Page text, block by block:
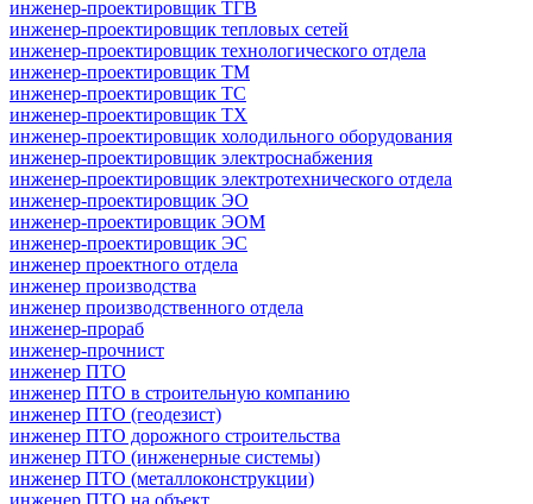
инженер-проектировщик ТГВ
инженер-проектировщик тепловых сетей
инженер-проектировщик технологического отдела
инженер-проектировщик ТМ
инженер-проектировщик ТС
инженер-проектировщик ТХ
инженер-проектировщик холодильного оборудования
инженер-проектировщик электроснабжения
инженер-проектировщик электротехнического отдела
инженер-проектировщик ЭО
инженер-проектировщик ЭОМ
инженер-проектировщик ЭС
инженер проектного отдела
инженер производства
инженер производственного отдела
инженер-прораб
инженер-прочнист
инженер ПТО
инженер ПТО в строительную компанию
инженер ПТО (геодезист)
инженер ПТО дорожного строительства
инженер ПТО (инженерные системы)
инженер ПТО (металлоконструкции)
инженер ПТО на объект